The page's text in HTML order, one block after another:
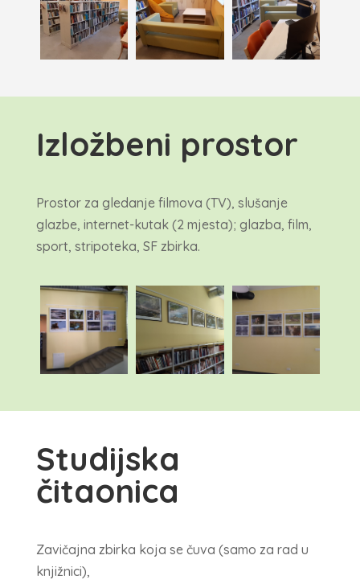
Izložbeni prostor
Prostor za gledanje filmova (TV), slušanje
glazbe, internet-kutak (2 mjesta); glazba, film,
sport, stripoteka, SF zbirka.
Studijska
čitaonica
Zavičajna zbirka koja se čuva (samo za rad u
knjižnici),